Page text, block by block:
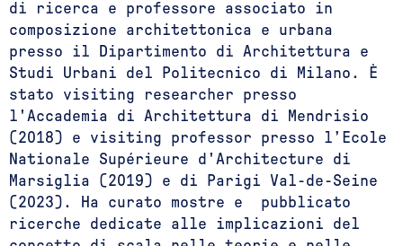
di ricerca e professore associato in
composizione architettonica e urbana
presso il Dipartimento di Architettura e
Studi Urbani del Politecnico di Milano. È
stato visiting researcher presso
l'Accademia di Architettura di Mendrisio
(2018) e visiting professor presso l’Ecole
Nationale Supérieure d'Architecture di
Marsiglia (2019) e di Parigi Val-de-Seine
(2023). Ha curato mostre e pubblicato
ricerche dedicate alle implicazioni del